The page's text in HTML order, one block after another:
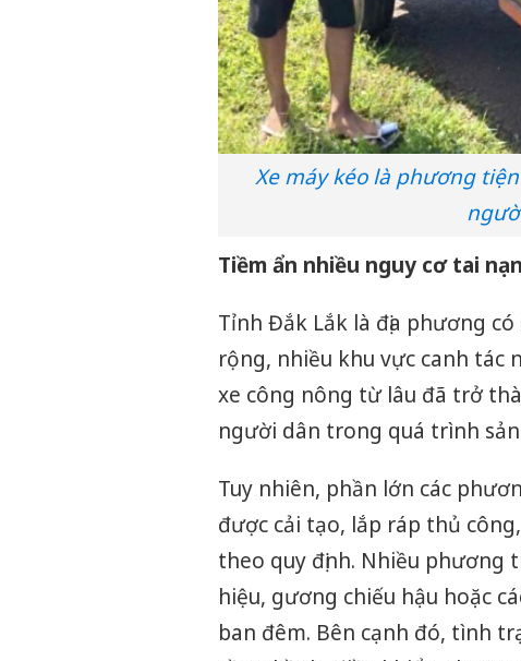
Xe máy kéo là phương
Tiềm ẩn nhiều nguy cơ tai
Tỉnh Đắk Lắk là địa phương
rộng, nhiều khu vực canh tác
xe công nông từ lâu đã trở
người dân trong quá trình
Tuy nhiên, phần lớn các
được cải tạo, lắp ráp thủ
theo quy định. Nhiều phương
hiệu, gương chiếu hậu hoặc
ban đêm. Bên cạnh đó, tình